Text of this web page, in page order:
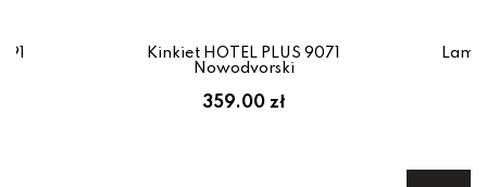
Kinkiet HOTEL PLUS 9071
Nowodvorski
359.00 zł